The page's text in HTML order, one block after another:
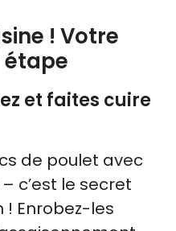
! Votre
et faites cuire
de poulet avec
c’est le secret
! Enrobez-les